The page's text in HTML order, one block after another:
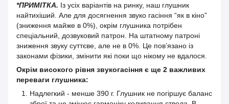
*ПРИМІТКА. Із усіх варіантів на ринку, наш глушник
найтихіший. Але для досягнення звуко гасіння “як в кіно”
(зниження майже в 0%), окрім глушника потрібен
спеціальний, дозвуковий патрон. На штатному патроні
зниження звуку суттєве, але не в 0%. Це пов’язано із
законами фізики, змінити які поки що нікому не вдалося.
Окрім високого рівня звукогасіння є ще 2 важливих
переваги глушника:
Надлегкий - менше 390 г. Глушник не погіршує баланс